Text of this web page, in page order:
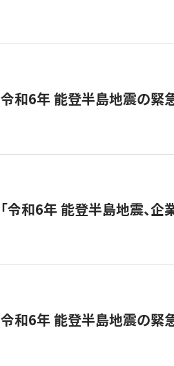
令和6年 能登半島地震の緊
「令和6年 能登半島地震、企
令和6年 能登半島地震の緊